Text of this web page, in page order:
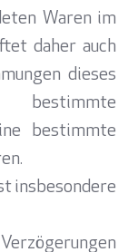
Waren im
daher auch
dieses
bestimmte
insbesondere